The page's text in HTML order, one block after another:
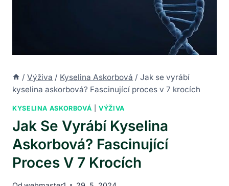
/ Výživa / Kyselina Askorbová / Jak se vyrábí
kyselina askorbová? Fascinující proces v 7 krocích
KYSELINA ASKORBOVÁ |VÝŽIVA
Jak Se Vyrábí Kyselina
Askorbová? Fascinující
Proces V 7 Krocích